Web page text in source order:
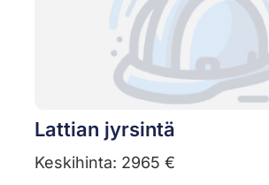
Lattian jyrsintä
Keskihinta: 2965 €